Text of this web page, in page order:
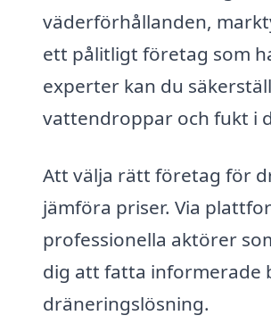
väderförhållanden,
ett pålitligt företag som
experter kan du
vattendroppar och fukt i
Att välja rätt företag för
jämföra priser. Via
professionella aktörer
dig att fatta informerade
dräneringslösning.